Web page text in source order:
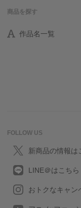
商品を探す
作品名一覧
FOLLOW US
新商品の情報は
LINE＠はこちら
おトクなキャン